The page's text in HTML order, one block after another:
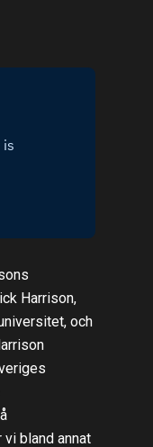
Harrison,
och
bland annat